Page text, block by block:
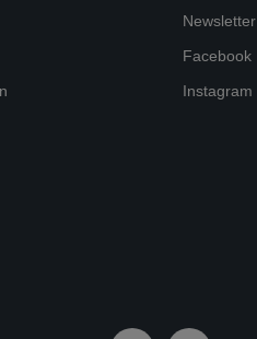
Newsletter
Facebook
Instagram